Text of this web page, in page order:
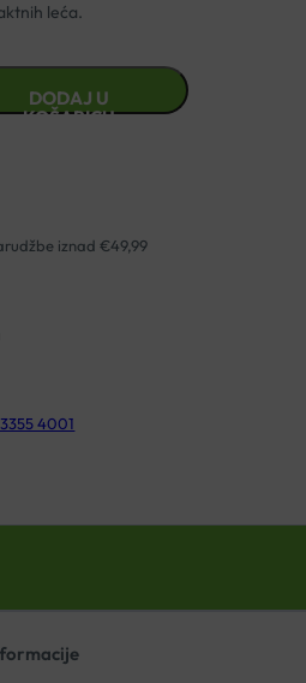
leća.
DODAJ U
KOŠARICU
iznad €49,99
4001